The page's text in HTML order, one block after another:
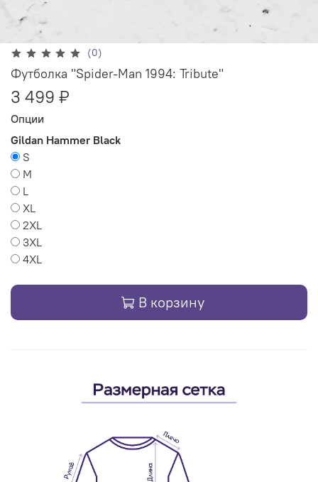
(0)
Футболка "Spider-Man 1994: Tribute"
3 499 ₽
Опции
Gildan Hammer Black
S
M
L
XL
2XL
3XL
4XL
В корзину